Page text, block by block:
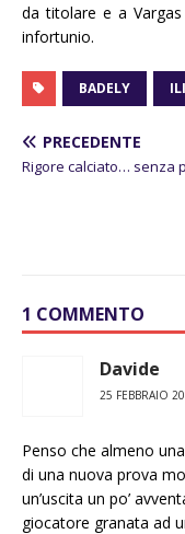
da titolare e a
infortunio.
BADELY
PRECEDENTE
Rigore calciato… senza
1 COMMENTO
Davide
25 FEBBRAIO
Penso che almeno
di una nuova prova
un’uscita un po’
giocatore granata ad